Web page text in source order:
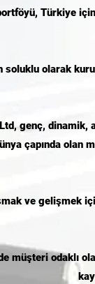
Türkiye
soluklu olarak
genç, dinamik,
çapında
ve gelişmek
müşteri odaklı